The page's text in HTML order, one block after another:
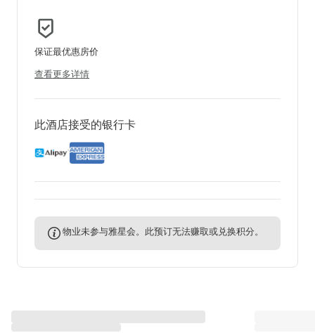
保证最优惠房价
查看更多详情
此酒店接受的银行卡
物业未参与雅星会。此预订无法赚取或兑换积分。